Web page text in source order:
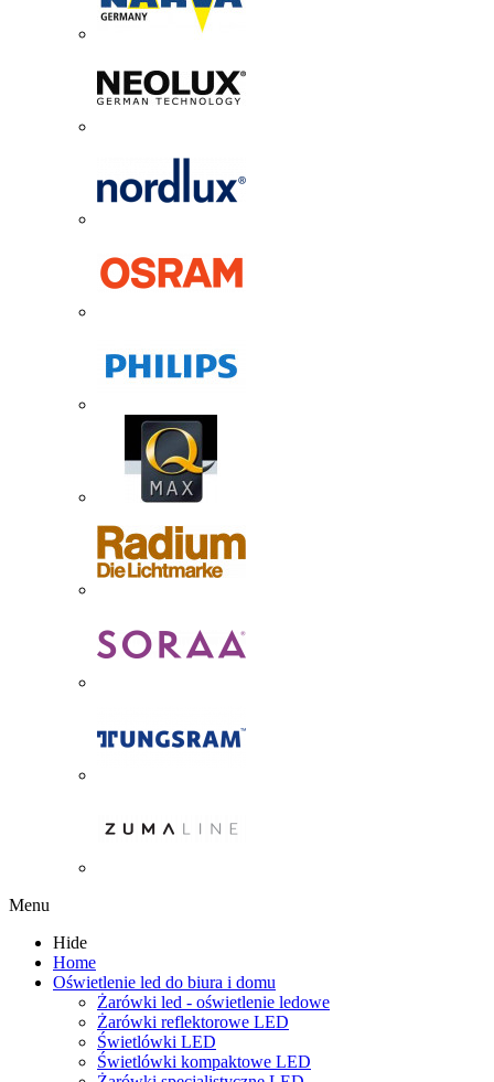
Menu
Hide
Home
Oświetlenie led do biura i domu
Żarówki led - oświetlenie ledowe
Żarówki reflektorowe LED
Świetlówki LED
Świetlówki kompaktowe LED